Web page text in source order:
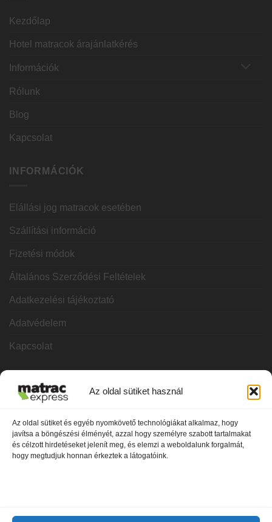
Az oldal sütiket használ
Az oldal sütiket és egyéb nyomkövető technológiákat alkalmaz, hogy
javítsa a böngészési élményét, azzal hogy személyre szabott tartalmakat
és célzott hirdetéseket jelenít meg, és elemzi a weboldalunk forgalmát,
hogy megtudjuk honnan érkeztek a látogatóink.
Kezdőlap
Hotel matracok árajánlatkérés
Információk
Rólunk
Blog
Kapcsolat
INFORMÁCIÓK
Elállási jog matracok esetében
Szállítási információ
Fizetési módok
Általános Szerződési Feltételek
Adatkezelési tájékoztató
Adatvédelem
Kapcsolat
Vákuum matracok
Memóriahabos matracok